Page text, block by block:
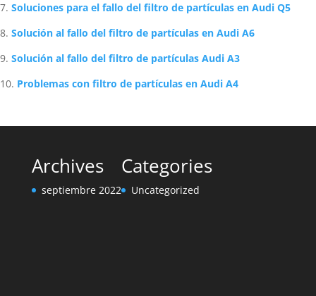
Soluciones para el fallo del filtro de partículas en Audi Q5
Solución al fallo del filtro de partículas en Audi A6
Solución al fallo del filtro de partículas Audi A3
Problemas con filtro de partículas en Audi A4
Archives
septiembre 2022
Categories
Uncategorized